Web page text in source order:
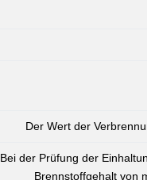
Der Wert der
Bei der Prüfung der
Brennstoffgehalt von